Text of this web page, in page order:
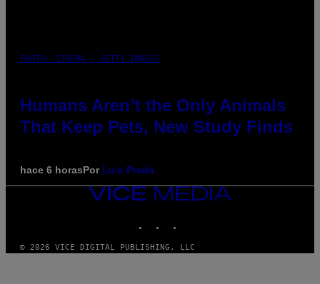
PHOTO: IJDEMA / GETTY IMAGES
Humans Aren’t the Only Animals
That Keep Pets, New Study Finds
hace 6 horasPor Luis Prada
VICE
MEDIA
© 2026 VICE DIGITAL PUBLISHING, LLC